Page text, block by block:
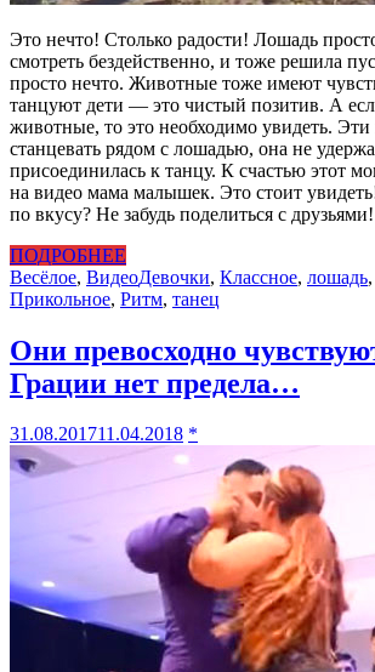
Это нечто! Столько радости! Лошадь
смотреть бездейственно, и тоже решила
просто нечто. Животные тоже имеют
танцуют дети — это чистый позитив. А
животные, то это необходимо увидеть.
станцевать рядом с лошадью, она не
присоединилась к танцу. К счастью этот
на видео мама малышек. Это стоит
по вкусу? Не забудь поделиться с
ПОДРОБНЕЕ
Весёлое, ВидеоДевочки, Классное, лошадь,
Прикольное, Ритм, танец
Они превосходно
Грации нет предела…
31.08.201711.04.2018 *